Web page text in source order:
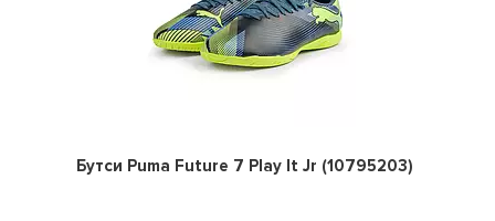
0
Бутси Puma Future 7 Play It Jr (10795203)